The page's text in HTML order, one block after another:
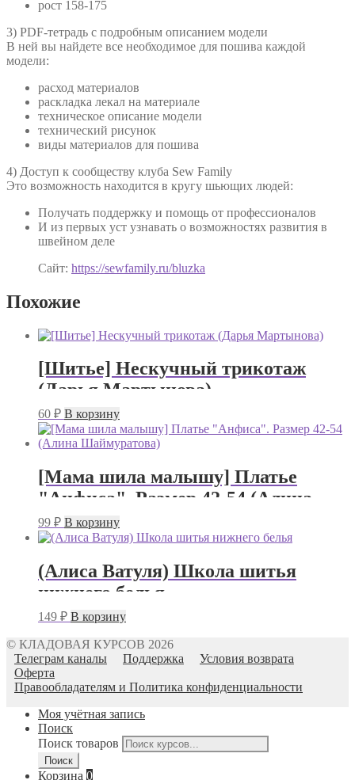
рост 158-175
3) PDF-тетрадь с подробным описанием модели
В ней вы найдете все необходимое для пошива каждой
модели:
расход материалов
раскладка лекал на материале
техническое описание модели
технический рисунок
виды материалов для пошива
4) Доступ к сообществу клуба Sew Family
Это возможность находится в кругу шьющих людей:
Получать поддержку и помощь от профессионалов
И из первых уст узнавать о возможностях развития в
швейном деле
Сайт: https://sewfamily.ru/bluzka
Похожие
[Шитье] Нескучный трикотаж
(Дарья Мартынова)
60 ₽ В корзину
[Мама шила малышу] Платье
"Анфиса". Размер 42-54 (Алина
Шаймуратова)
99 ₽ В корзину
(Алиса Ватуля) Школа шитья
нижнего белья
149 ₽ В корзину
© КЛАДОВАЯ КУРСОВ 2026
Телеграм каналы
Поддержка
Условия возврата
Оферта
Правообладателям и Политика конфиденциальности
Моя учётная запись
Поиск
Поиск товаров
Поиск
Корзина 0